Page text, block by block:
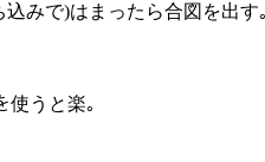
みで)はまったら合図を出す｡
使うと楽｡